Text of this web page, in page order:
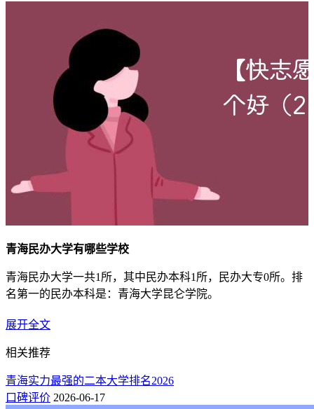
青海民办大学有哪些学校
青海民办大学一共1所，其中民办本科1所，民办大专0所。排
名第一的民办本科是：青海大学昆仑学院。
以2023年在青海省招生为例：
青海民办本科院校排名榜及最低录取分数线（附：学费）
名次 院校 所在地
1
青海大学昆仑学院
展开全文
相关推荐
青海实力最强的二本大学排名2026
口碑评价 2026-06-17